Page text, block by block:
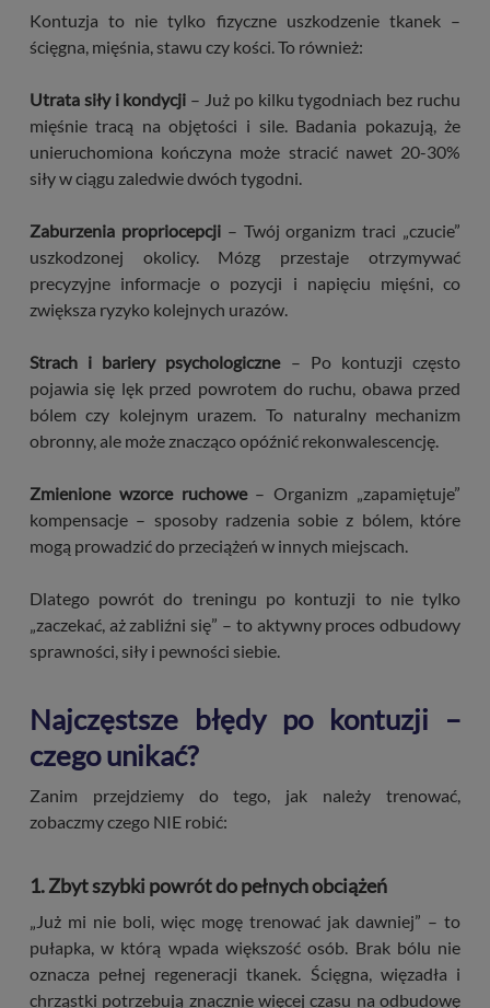
Kontuzja to nie tylko fizyczne uszkodzenie tkanek –
ścięgna, mięśnia, stawu czy kości. To również:
Utrata siły i kondycji – Już po kilku tygodniach bez ruchu
mięśnie tracą na objętości i sile. Badania pokazują, że
unieruchomiona kończyna może stracić nawet 20-30%
siły w ciągu zaledwie dwóch tygodni.
Zaburzenia propriocepcji– Twój organizm traci „czucie”
uszkodzonej okolicy. Mózg przestaje otrzymywać
precyzyjne informacje o pozycji i napięciu mięśni, co
zwiększa ryzyko kolejnych urazów.
Strach i bariery psychologiczne– Po kontuzji często
pojawia się lęk przed powrotem do ruchu, obawa przed
bólem czy kolejnym urazem. To naturalny mechanizm
obronny, ale może znacząco opóźnić rekonwalescencję.
Zmienione wzorce ruchowe– Organizm „zapamiętuje”
kompensacje – sposoby radzenia sobie z bólem, które
mogą prowadzić do przeciążeń w innych miejscach.
Dlatego powrót do treningu po kontuzji to nie tylko
„zaczekać, aż zabliźni się” – to aktywny proces odbudowy
sprawności, siły i pewności siebie.
Najczęstsze błędy po kontuzji –
czego unikać?
Zanim przejdziemy do tego, jak należy trenować,
zobaczmy czego NIE robić:
1. Zbyt szybki powrót do pełnych obciążeń
„Już mi nie boli, więc mogę trenować jak dawniej” – to
pułapka, w którą wpada większość osób. Brak bólu nie
oznacza pełnej regeneracji tkanek. Ścięgna, więzadła i
chrząstki potrzebują znacznie więcej czasu na odbudowę